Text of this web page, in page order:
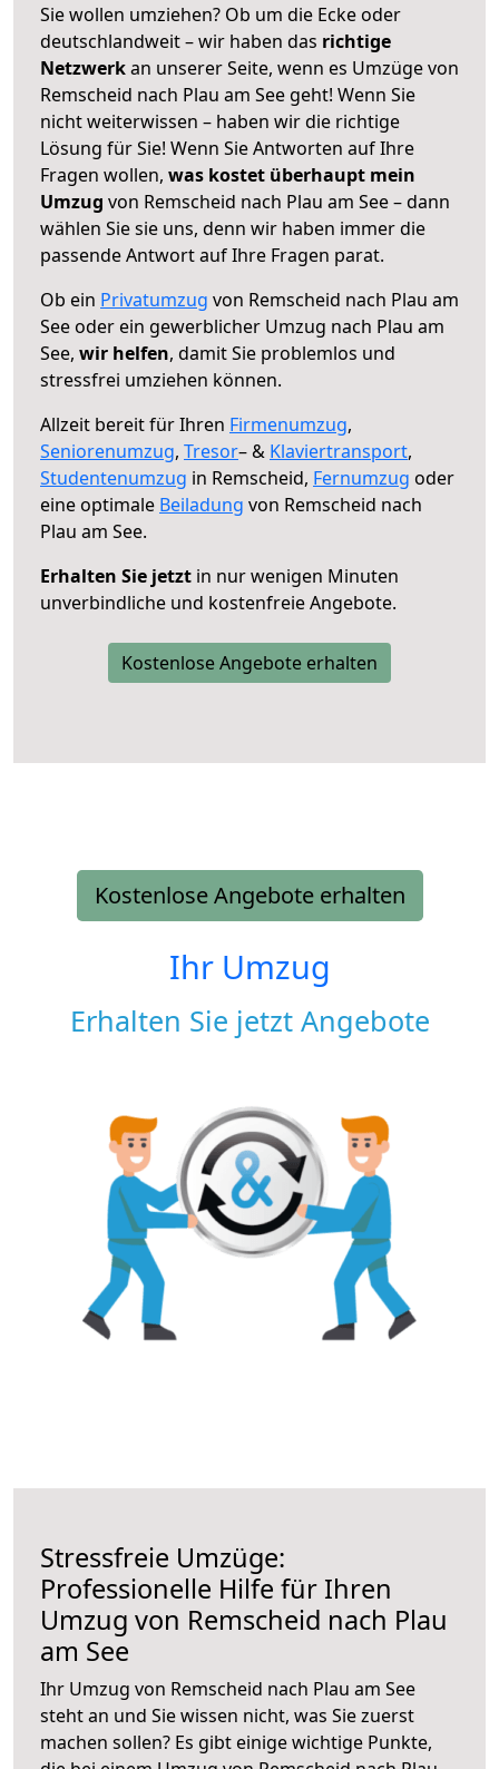
Sie wollen umziehen? Ob um die Ecke oder
deutschlandweit – wir haben das richtige
Netzwerkan unserer Seite, wenn es Umzüge von
Remscheid nach Plau am See geht! Wenn Sie
nicht weiterwissen – haben wir die richtige
Lösung für Sie! Wenn Sie Antworten auf Ihre
Fragen wollen, was kostet überhaupt mein
Umzug von Remscheid nach Plau am See – dann
wählen Sie sie uns, denn wir haben immer die
passende Antwort auf Ihre Fragen parat.
Ob ein Privatumzug von Remscheid nach Plau am
See oder ein gewerblicher Umzug nach Plau am
See, wir helfen, damit Sie problemlos und
stressfrei umziehen können.
Allzeit bereit für Ihren Firmenumzug,
Seniorenumzug, Tresor– & Klaviertransport,
Studentenumzug in Remscheid, Fernumzug oder
eine optimale Beiladung von Remscheid nach
Plau am See.
Erhalten Sie jetzt in nur wenigen Minuten
unverbindliche und kostenfreie Angebote.
Kostenlose Angebote erhalten
Kostenlose Angebote erhalten
Ihr Umzug
Erhalten Sie jetzt Angebote
Stressfreie Umzüge:
Professionelle Hilfe für Ihren
Umzug von Remscheid nach Plau
am See
Ihr Umzug von Remscheid nach Plau am See
steht an und Sie wissen nicht, was Sie zuerst
machen sollen? Es gibt einige wichtige Punkte,